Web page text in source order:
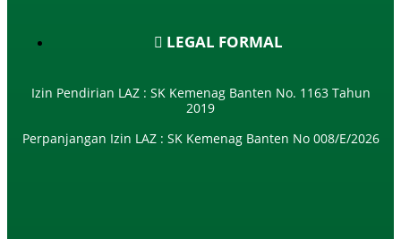
LEGAL FORMAL
Izin Pendirian LAZ : SK Kemenag Banten No. 1163 Tahun
2019
Perpanjangan Izin LAZ : SK Kemenag Banten No 008/E/2026​